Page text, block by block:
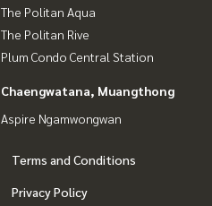
The Politan Aqua
The Politan Rive
Plum Condo Central Station
Chaengwatana, Muangthong
Aspire Ngamwongwan
Terms and Conditions
Privacy Policy